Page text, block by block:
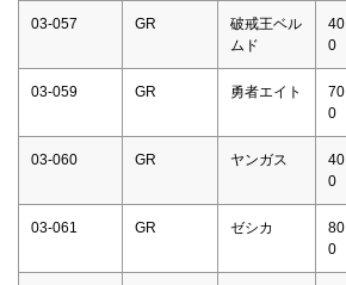
03-057 GR
破戒王ベル
ムド
40
0
03-059 GR 勇者エイト
70
0
03-060 GR ヤンガス
40
0
03-061 GR ゼシカ
80
0